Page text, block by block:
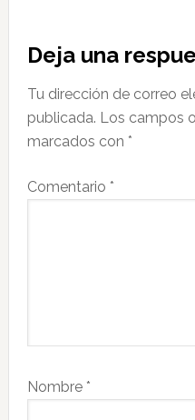
Interacciones
con
los
lectores
Deja una
Tu dirección de correo
publicada. Los campos
marcados con *
Comentario *
Nombre *